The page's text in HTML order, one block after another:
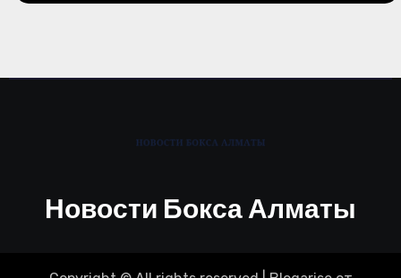
Новости Бокса Алматы